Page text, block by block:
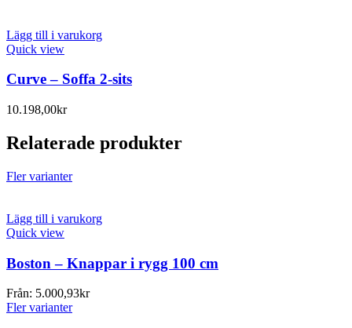
Lägg till i varukorg
Quick view
Curve – Soffa 2-sits
10.198,00kr
Relaterade produkter
Fler varianter
Lägg till i varukorg
Quick view
Boston – Knappar i rygg 100 cm
Från: 5.000,93kr
Fler varianter